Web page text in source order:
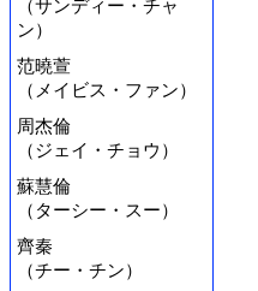
（サンディー・チャ
ン）
范曉萱
（メイビス・ファン）
周杰倫
（ジェイ・チョウ）
蘇慧倫
（ターシー・スー）
齊秦
（チー・チン）